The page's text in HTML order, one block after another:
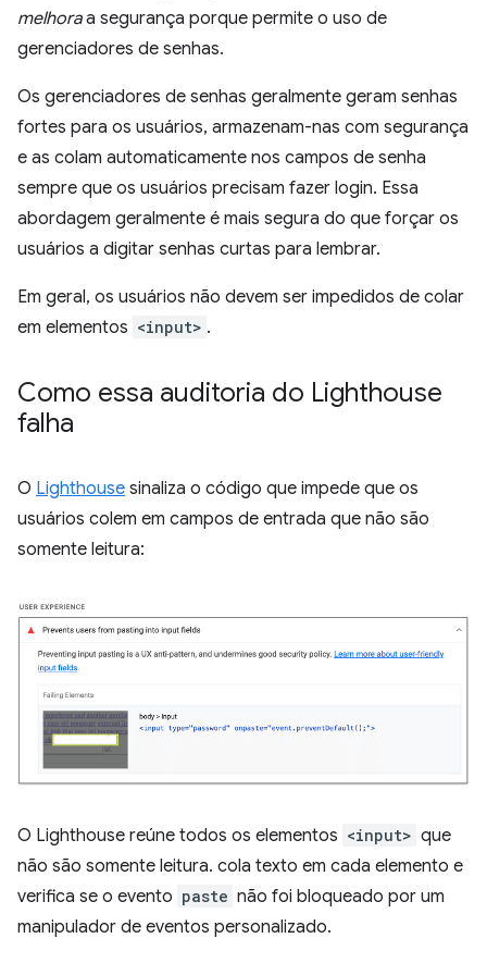
melhoraa segurança porque permite o uso de
gerenciadores de senhas.
Os gerenciadores de senhas geralmente geram senhas
fortes para os usuários, armazenam-nas com segurança
e as colam automaticamente nos campos de senha
sempre que os usuários precisam fazer login. Essa
abordagem geralmente é mais segura do que forçar os
usuários a digitar senhas curtas para lembrar.
Em geral, os usuários não devem ser impedidos de colar
em elementos <input> .
Como essa auditoria do Lighthouse
falha
O Lighthouse sinaliza o código que impede que os
usuários colem em campos de entrada que não são
somente leitura:
O Lighthouse reúne todos os elementos <input> que
não são somente leitura. cola texto em cada elemento e
verifica se o evento paste não foi bloqueado por um
manipulador de eventos personalizado.